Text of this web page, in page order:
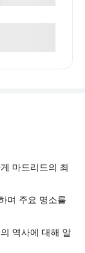
마드리드의 최
며 주요 명소를
역사에 대해 알